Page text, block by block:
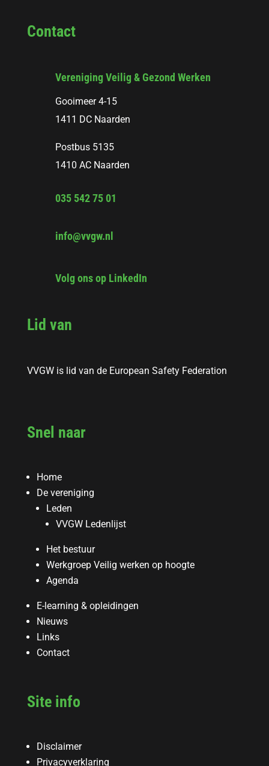
Contact
Vereniging Veilig & Gezond Werken
Gooimeer 4-15
1411 DC Naarden
Postbus 5135
1410 AC Naarden
035 542 75 01
info@vvgw.nl
Volg ons op LinkedIn
Lid van
VVGW is lid van de European Safety Federation
Snel naar
Home
De vereniging
Leden
VVGW Ledenlijst
Het bestuur
Werkgroep Veilig werken op hoogte
Agenda
E-learning & opleidingen
Nieuws
Links
Contact
Site info
Disclaimer
Privacyverklaring